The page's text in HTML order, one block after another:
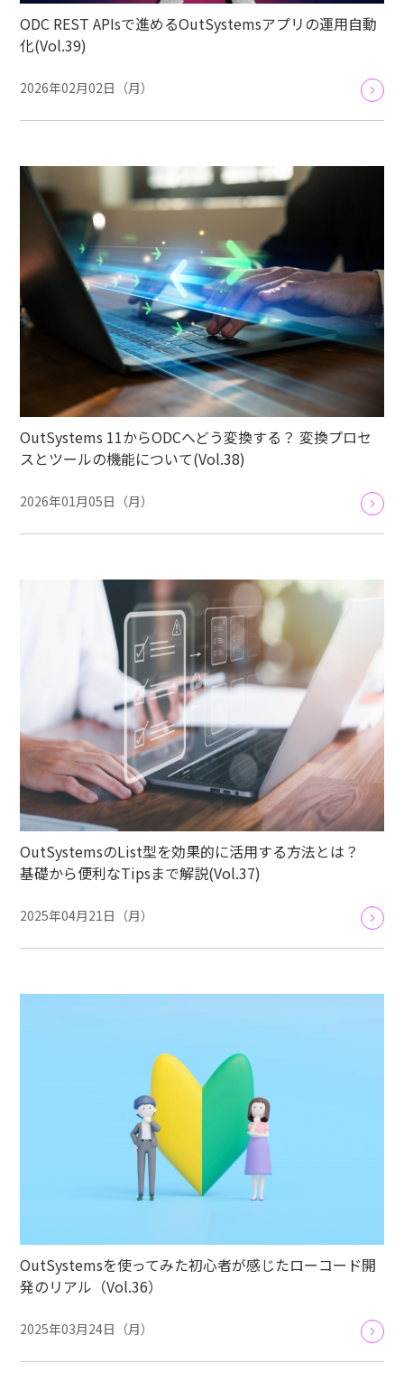
ODC REST APIsで進めるOutSystemsアプリの運用自動
化(Vol.39)
2026年02月02日（月）
OutSystems 11からODCへどう変換する？ 変換プロセ
スとツールの機能について(Vol.38)
2026年01月05日（月）
OutSystemsのList型を効果的に活用する方法とは？
基礎から便利なTipsまで解説(Vol.37)
2025年04月21日（月）
OutSystemsを使ってみた初心者が感じたローコード開
発のリアル（Vol.36）
2025年03月24日（月）